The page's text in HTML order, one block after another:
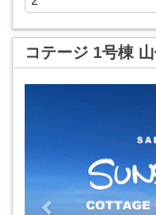
コテージ 1号棟